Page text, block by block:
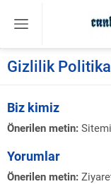
Gizlilik
Biz kimiz
Önerilen metin:
Yorumlar
Önerilen metin: